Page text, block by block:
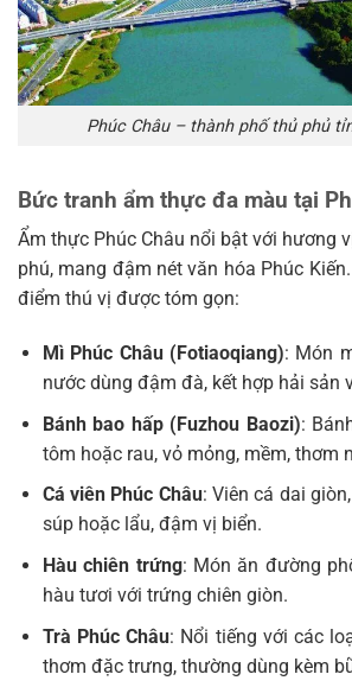
Phúc Châu – thành phố thủ phủ
Bức tranh ẩm thực đa màu tại
Ẩm thực Phúc Châu nổi bật với hương
phú, mang đậm nét văn hóa Phúc
điểm thú vị được tóm gọn:
Mì Phúc Châu (Fotiaoqiang): Món
nước dùng đậm đà, kết hợp hải sản
Bánh bao hấp (Fuzhou Baozi):
tôm hoặc rau, vỏ mỏng, mềm, thơm
Cá viên Phúc Châu: Viên cá dai
súp hoặc lẩu, đậm vị biển.
Hàu chiên trứng: Món ăn đường
hàu tươi với trứng chiên giòn.
Trà Phúc Châu: Nổi tiếng với các
thơm đặc trưng, thường dùng kèm